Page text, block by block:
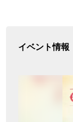
イベント情報